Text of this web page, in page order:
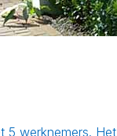
werknemers.